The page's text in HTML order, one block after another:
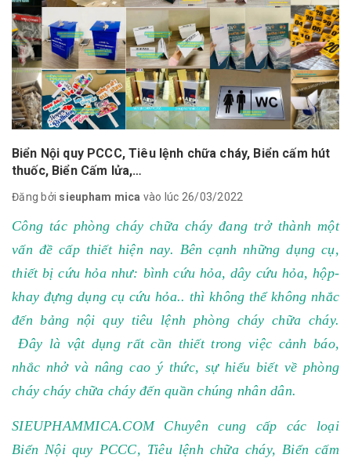
Biển Nội quy PCCC, Tiêu lệnh chữa cháy, Biển cấm hút
thuốc, Biển Cấm lửa,…
Đăng bởi sieupham mica vào lúc 26/03/2022
Công tác phòng cháy chữa cháy đang trở thành một
vấn đề cấp thiết hiện nay. Bên cạnh những dụng cụ,
thiết bị cứu hỏa như: bình cứu hỏa, dây cứu hỏa, hộp-
khay đựng dụng cụ cứu hỏa.. thì không thể không nhắc
đến bảng nội quy tiêu lệnh phòng cháy chữa cháy.
Đây là vật dụng rất cần thiết trong việc cảnh báo,
nhắc nhở và nâng cao ý thức, sự hiểu biết về phòng
cháy cháy chữa cháy đến quần chúng nhân dân.
SIEUPHAMMICA.COM Chuyên cung cấp các loại
Biển Nội quy PCCC, Tiêu lệnh chữa cháy, Biển cấm